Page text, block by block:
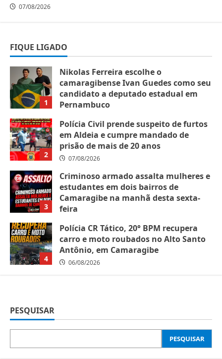
07/08/2026
FIQUE LIGADO
1
Nikolas Ferreira escolhe o
camaragibense Ivan Guedes como seu
candidato a deputado estadual em
Pernambuco
2
Polícia Civil prende suspeito de furtos
em Aldeia e cumpre mandado de
prisão de mais de 20 anos
07/08/2026
3
Criminoso armado assalta mulheres e
estudantes em dois bairros de
Camaragibe na manhã desta sexta-
feira
4
Polícia CR Tático, 20° BPM recupera
carro e moto roubados no Alto Santo
Antônio, em Camaragibe
06/08/2026
PESQUISAR
PESQUISAR